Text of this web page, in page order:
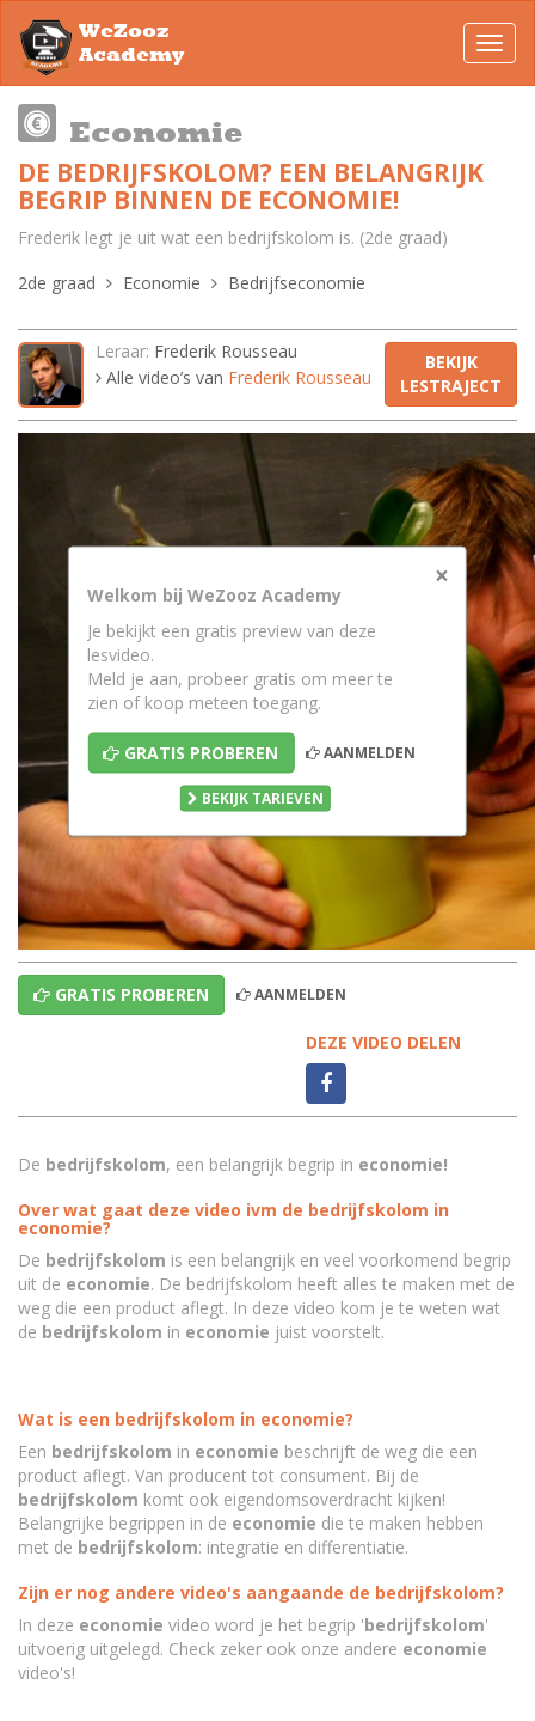
WeZooz
Academy
Economie
DE BEDRIJFSKOLOM? EEN BELANGRIJK
BEGRIP BINNEN DE ECONOMIE!
Frederik legt je uit wat een bedrijfskolom is. (2de graad)
2de graad
Economie Bedrijfseconomie
Leraar: Frederik Rousseau
Alle video’s van Frederik Rousseau
BEKIJK
LESTRAJECT
×
Welkom bij WeZooz Academy
Je bekijkt een gratis preview van deze
lesvideo.
Meld je aan, probeer gratis om meer te
zien of koop meteen toegang.
GRATIS PROBEREN AANMELDEN
BEKIJK TARIEVEN
GRATIS PROBEREN AANMELDEN
DEZE VIDEO DELEN
De bedrijfskolom, een belangrijk begrip in economie!
Over wat gaat deze video ivm de bedrijfskolom in
economie?
De bedrijfskolom is een belangrijk en veel voorkomend begrip
uit de economie. De bedrijfskolom heeft alles te maken met de
weg die een product aflegt. In deze video kom je te weten wat
de bedrijfskolom in economie juist voorstelt.
Wat is een bedrijfskolom in economie?
Een bedrijfskolom in economie beschrijft de weg die een
product aflegt. Van producent tot consument. Bij de
bedrijfskolom komt ook eigendomsoverdracht kijken!
Belangrijke begrippen in de economie die te maken hebben
met de bedrijfskolom: integratie en differentiatie.
Zijn er nog andere video's aangaande de bedrijfskolom?
In deze economie video word je het begrip 'bedrijfskolom'
uitvoerig uitgelegd. Check zeker ook onze andere economie
video's!